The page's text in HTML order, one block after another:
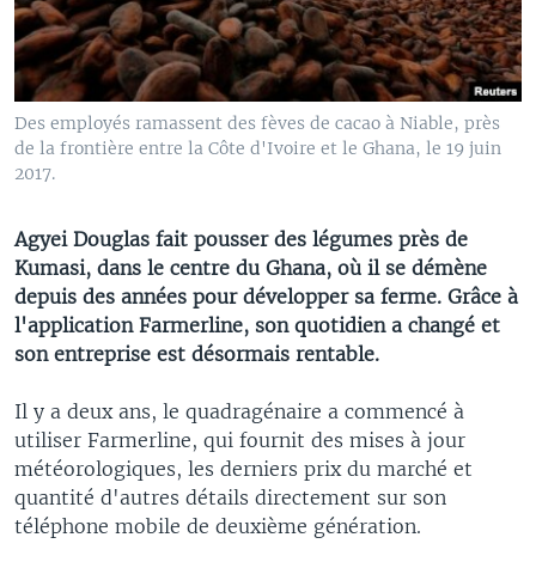
Des employés ramassent des fèves de cacao à Niable, près
de la frontière entre la Côte d'Ivoire et le Ghana, le 19 juin
2017.
Agyei Douglas fait pousser des légumes près de
Kumasi, dans le centre du Ghana, où il se démène
depuis des années pour développer sa ferme. Grâce à
l'application Farmerline, son quotidien a changé et
son entreprise est désormais rentable.
Il y a deux ans, le quadragénaire a commencé à
utiliser Farmerline, qui fournit des mises à jour
météorologiques, les derniers prix du marché et
quantité d'autres détails directement sur son
téléphone mobile de deuxième génération.